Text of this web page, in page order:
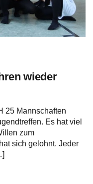
wieder
25 Mannschaften
Es hat viel
zum
sich gelohnt. Jeder